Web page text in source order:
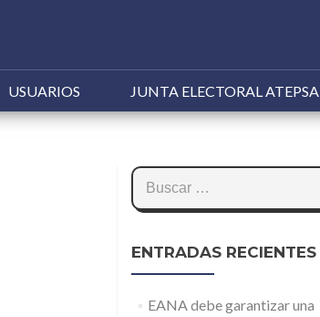
USUARIOS JUNTA ELECTORAL ATEPSA
Buscar:
ENTRADAS RECIENTES
EANA debe garantizar una